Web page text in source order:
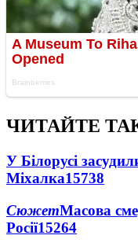
ЧИТАЙТЕ
У Білорусі
Міхалка15738
СюжетМасова
Росії15264